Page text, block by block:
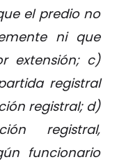
el predio no
ni que
extensión; c)
registral
registral; d)
registral,
funcionario